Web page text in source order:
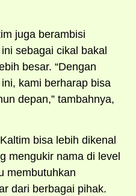
juga berambisi
sebagai cikal bakal
besar. “Dengan
kami berharap bisa
depan,” tambahnya,
bisa lebih dikenal
mengukir nama di level
membutuhkan
dari berbagai pihak.